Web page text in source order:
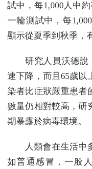
試中，每1,000人中
一輪測試中，每
顯示從夏季到秋季，
研究人員沃德說
速下降，而且65歲以
染者比症狀嚴重患者
數量仍相對較高，研
期暴露於病毒環境。
人類會在生活中
如普通感冒，一般